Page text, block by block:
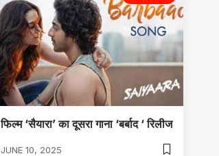
फिल्म ‘सैयारा’ का दूसरा गाना ‘बर्बाद ‘ रिलीज
JUNE 10, 2025